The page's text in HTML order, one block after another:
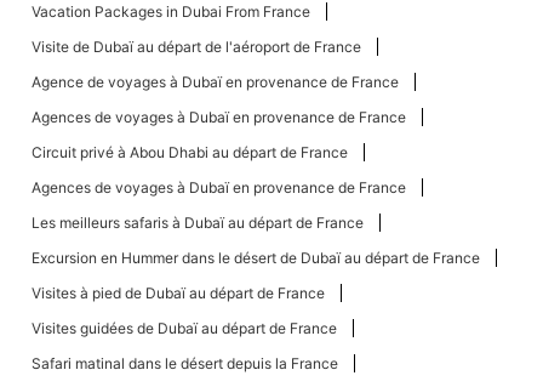
Vacation Packages in Dubai From France
Visite de Dubaï au départ de l'aéroport de France
Agence de voyages à Dubaï en provenance de France
Agences de voyages à Dubaï en provenance de France
Circuit privé à Abou Dhabi au départ de France
Agences de voyages à Dubaï en provenance de France
Les meilleurs safaris à Dubaï au départ de France
Excursion en Hummer dans le désert de Dubaï au départ de France
Visites à pied de Dubaï au départ de France
Visites guidées de Dubaï au départ de France
Safari matinal dans le désert depuis la France